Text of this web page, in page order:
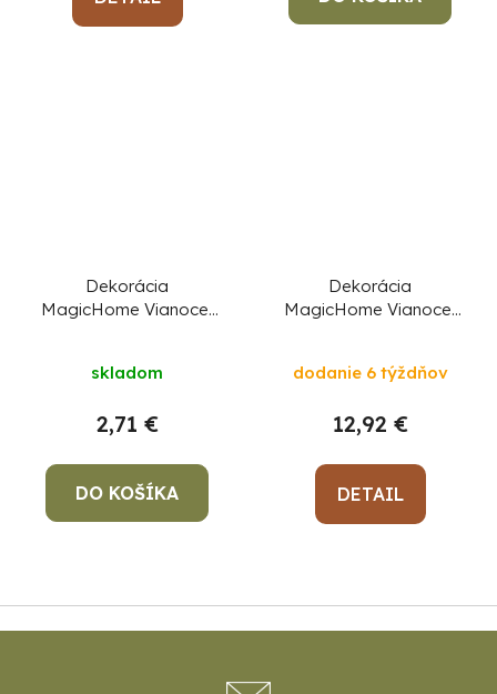
Dekorácia
MagicHome Vianoce,
skladom
2,71 €
DO KOŠÍKA
Dekorácia
MagicHome Vianoce,
cm
dodanie 6 týždňov
12,92 €
DETAIL